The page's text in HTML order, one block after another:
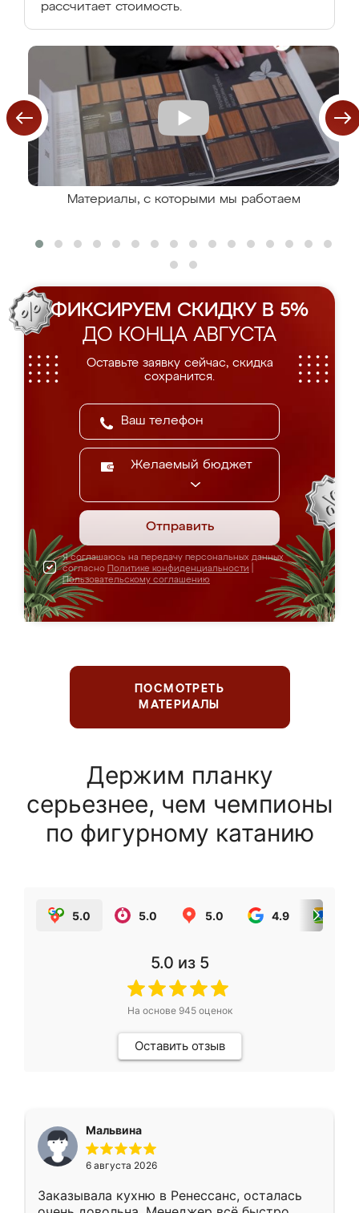
рассчитает стоимость.
Материалы, с которыми мы работаем
ФИКСИРУЕМ СКИДКУ В 5%
ДО КОНЦА АВГУСТА
Оставьте заявку сейчас, скидка
сохранится.
Желаемый бюджет
Отправить
Я соглашаюсь на передачу персональных данных
согласно Политике конфиденциальности
Пользовательскому соглашению
ПОСМОТРЕТЬ
МАТЕРИАЛЫ
Держим планку
серьезнее, чем чемпионы
по фигурному катанию
5.0 5.0 5.0 4.9
5.0 из 5
На основе 945оценок
Оставить отзыв
Мальвина
6 августа 2026
Заказывала кухню в Ренессанс, осталась